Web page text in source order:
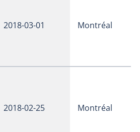
2018-03-01 Montréal
2018-02-25 Montréal